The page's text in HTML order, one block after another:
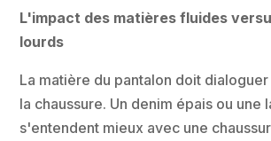
L'impact des matières fluides
lourds
La matière du pantalon doit
la chaussure. Un denim épais ou une
s'entendent mieux avec une